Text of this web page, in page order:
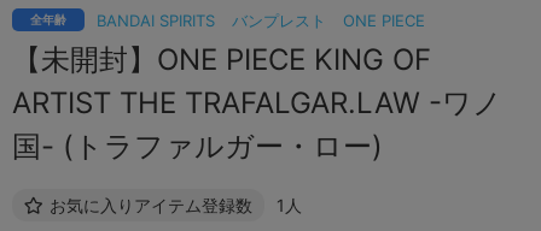
BANDAI SPIRITS バンプレスト ONE PIECE
全年齢
【未開封】ONE PIECE KING OF
ARTIST THE TRAFALGAR.LAW -ワノ
国- (トラファルガー・ロー)
お気に入りアイテム登録数 1人